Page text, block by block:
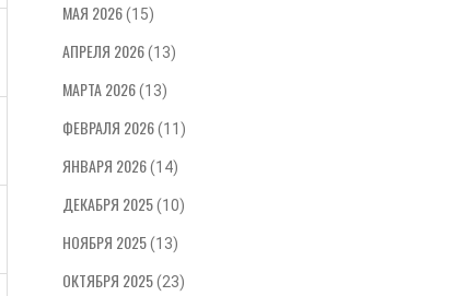
МАЯ 2026(15)
АПРЕЛЯ 2026(13)
МАРТА 2026(13)
ФЕВРАЛЯ 2026(11)
ЯНВАРЯ 2026(14)
ДЕКАБРЯ 2025(10)
НОЯБРЯ 2025(13)
ОКТЯБРЯ 2025(23)